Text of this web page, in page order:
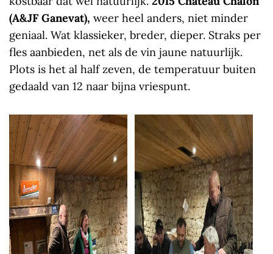
(A&JF Ganevat), weer heel anders, niet minder
geniaal. Wat klassieker, breder, dieper. Straks per
fles aanbieden, net als de vin jaune natuurlijk.
Plots is het al half zeven, de temperatuur buiten
gedaald van 12 naar bijna vriespunt.